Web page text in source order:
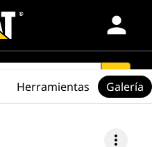
person
search
more_vert
Herramientas Galería